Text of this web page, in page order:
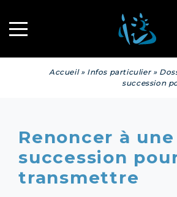
Engagé
Contact
Accueil» Infos particulier»
succession
Renoncer à une
succession
transmettre